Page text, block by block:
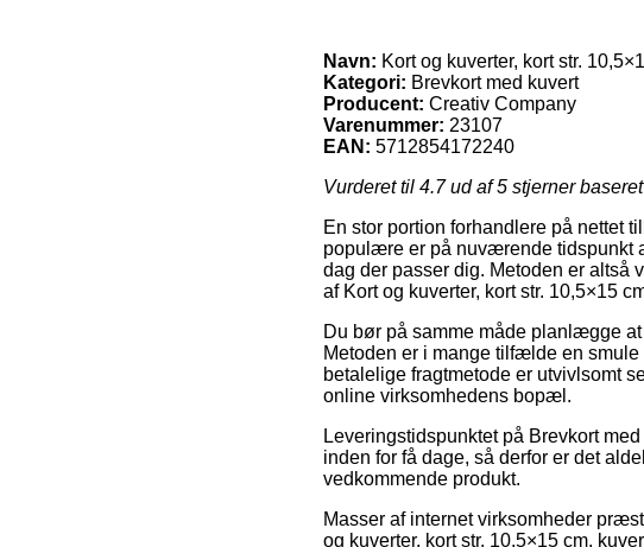
Navn: Kort og kuverter, kort str.
Kategori: Brevkort med kuvert
Producent: Creativ Company
Varenummer: 23107
EAN: 5712854172240
Vurderet til 4.7ud af 5 stjerner
En stor portion forhandlere på nettet
populære er på nuværende tidspunkt
dag der passer dig. Metoden er altså
af Kort og kuverter, kort str. 10,5×15
Du bør på samme måde planlægge
Metoden er i mange tilfælde en
betalelige fragtmetode er utvivlsomt
online virksomhedens bopæl.
Leveringstidspunktet på Brevkort
inden for få dage, så derfor er det
vedkommende produkt.
Masser af internet virksomheder
og kuverter, kort str. 10,5×15 cm,